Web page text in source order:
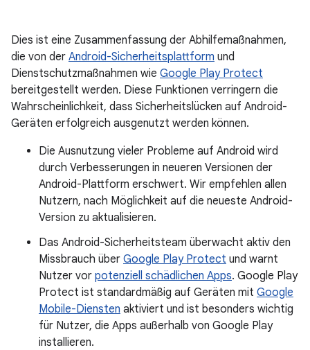
Dies ist eine Zusammenfassung der Abhilfemaßnahmen,
die von der Android-Sicherheitsplattform und
Dienstschutzmaßnahmen wie Google Play Protect
bereitgestellt werden. Diese Funktionen verringern die
Wahrscheinlichkeit, dass Sicherheitslücken auf Android-
Geräten erfolgreich ausgenutzt werden können.
Die Ausnutzung vieler Probleme auf Android wird
durch Verbesserungen in neueren Versionen der
Android-Plattform erschwert. Wir empfehlen allen
Nutzern, nach Möglichkeit auf die neueste Android-
Version zu aktualisieren.
Das Android-Sicherheitsteam überwacht aktiv den
Missbrauch über Google Play Protect und warnt
Nutzer vor potenziell schädlichen Apps. Google Play
Protect ist standardmäßig auf Geräten mit Google
Mobile-Diensten aktiviert und ist besonders wichtig
für Nutzer, die Apps außerhalb von Google Play
installieren.